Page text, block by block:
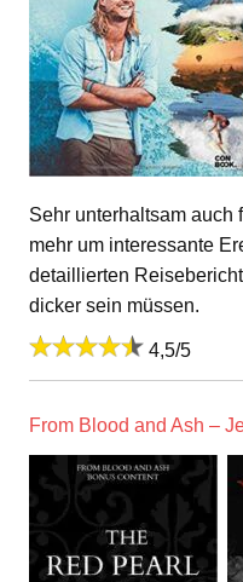
Sehr unterhaltsam auch
mehr um interessante
detaillierten
dicker sein müssen.
4,5/5
From Blood and Ash –